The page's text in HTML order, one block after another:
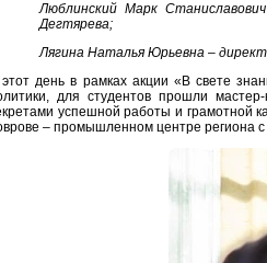
Люблинский Марк
Дегтярева;
Лягина Наталья Юрьевна –
день в рамках акции «В свете
для студентов прошли
успешной работы и грамотной
– промышленном центре региона с